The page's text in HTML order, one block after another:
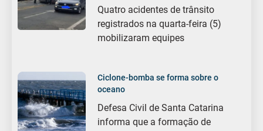
Quatro acidentes de trânsito
registrados na quarta-feira (5)
mobilizaram equipes
Ciclone-bomba se forma sobre o
oceano
Defesa Civil de Santa Catarina
informa que a formação de